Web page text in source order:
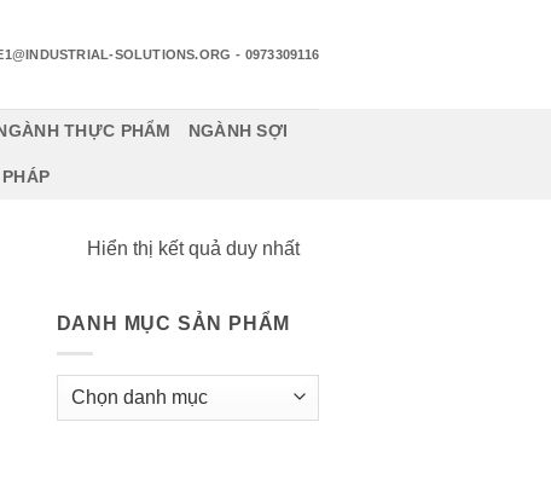
SOLUTIONS.ORG - 0973309116
THỰC PHẨM NGÀNH SỢI
Hiển thị kết quả duy nhất
DANH MỤC SẢN PHẨM